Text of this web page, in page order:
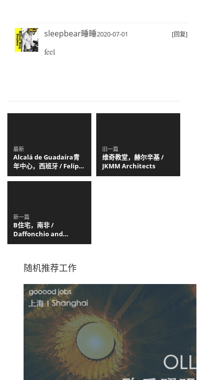
sleepbear睡睡2020-07-01 [回复]
feel
最新
Alcalá de Guadaíra青
年中心，西班牙 / Felipe
Retuerto + Dunar
Arquitectos
旧一篇
维奇教堂，赫尔辛基 /
JKMM Architects
新一篇
B住宅，南非 /
Daffonchio and
Associates Architects
随机推荐工作